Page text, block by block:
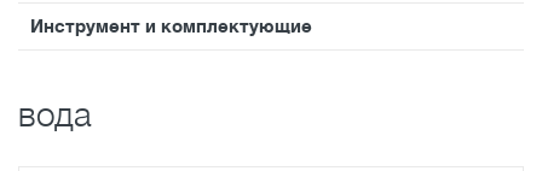
Инструмент и комплектующие
вода